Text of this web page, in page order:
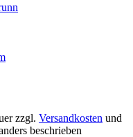
zzgl. Versandkosten und
beschrieben